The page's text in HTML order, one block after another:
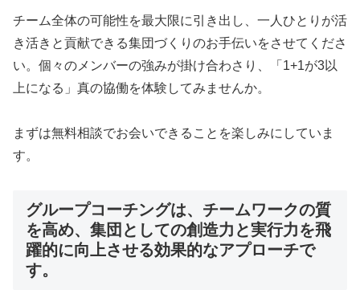
チーム全体の可能性を最大限に引き出し、一人ひとりが活
き活きと貢献できる集団づくりのお手伝いをさせてくださ
い。個々のメンバーの強みが掛け合わさり、「1+1が3以
上になる」真の協働を体験してみませんか。
まずは無料相談でお会いできることを楽しみにしていま
す。
グループコーチングは、チームワークの質
を高め、集団としての創造力と実行力を飛
躍的に向上させる効果的なアプローチで
す。